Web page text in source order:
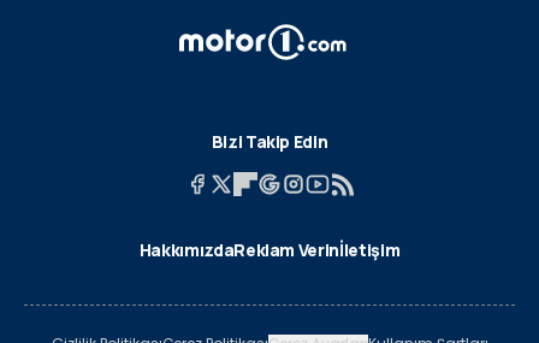
Bizi Takip Edin
HakkımızdaReklam Verinİletişim